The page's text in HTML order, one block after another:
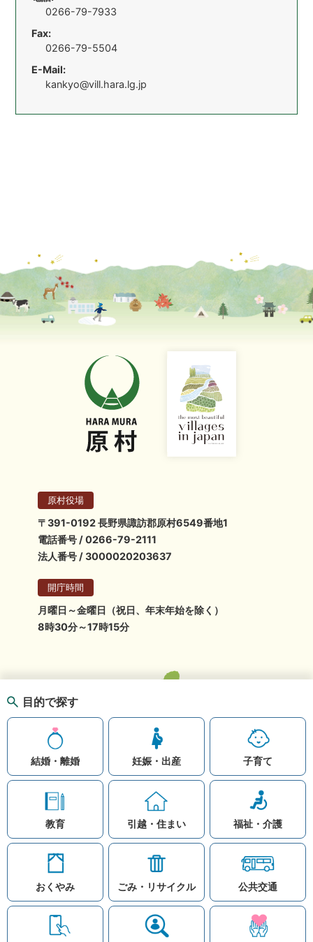
0266-79-7933
Fax:
0266-79-5504
E-Mail:
kankyo@vill.hara.lg.jp
知りたい情報を検索
目的で探す
結婚・離婚 妊娠・出産 子育て
教育 引越・住まい 福祉・介護
おくやみ ごみ・リサイクル 公共交通
原村役場
〒391-0192 長野県諏訪郡原村6549番地1
電話番号 / 0266-79-2111
法人番号 / 3000020203637
開庁時間
月曜日～金曜日（祝日、年末年始を除く）
8時30分～17時15分
お問い合わせ
リンク集
このホームページ
著作権と免責事項につ